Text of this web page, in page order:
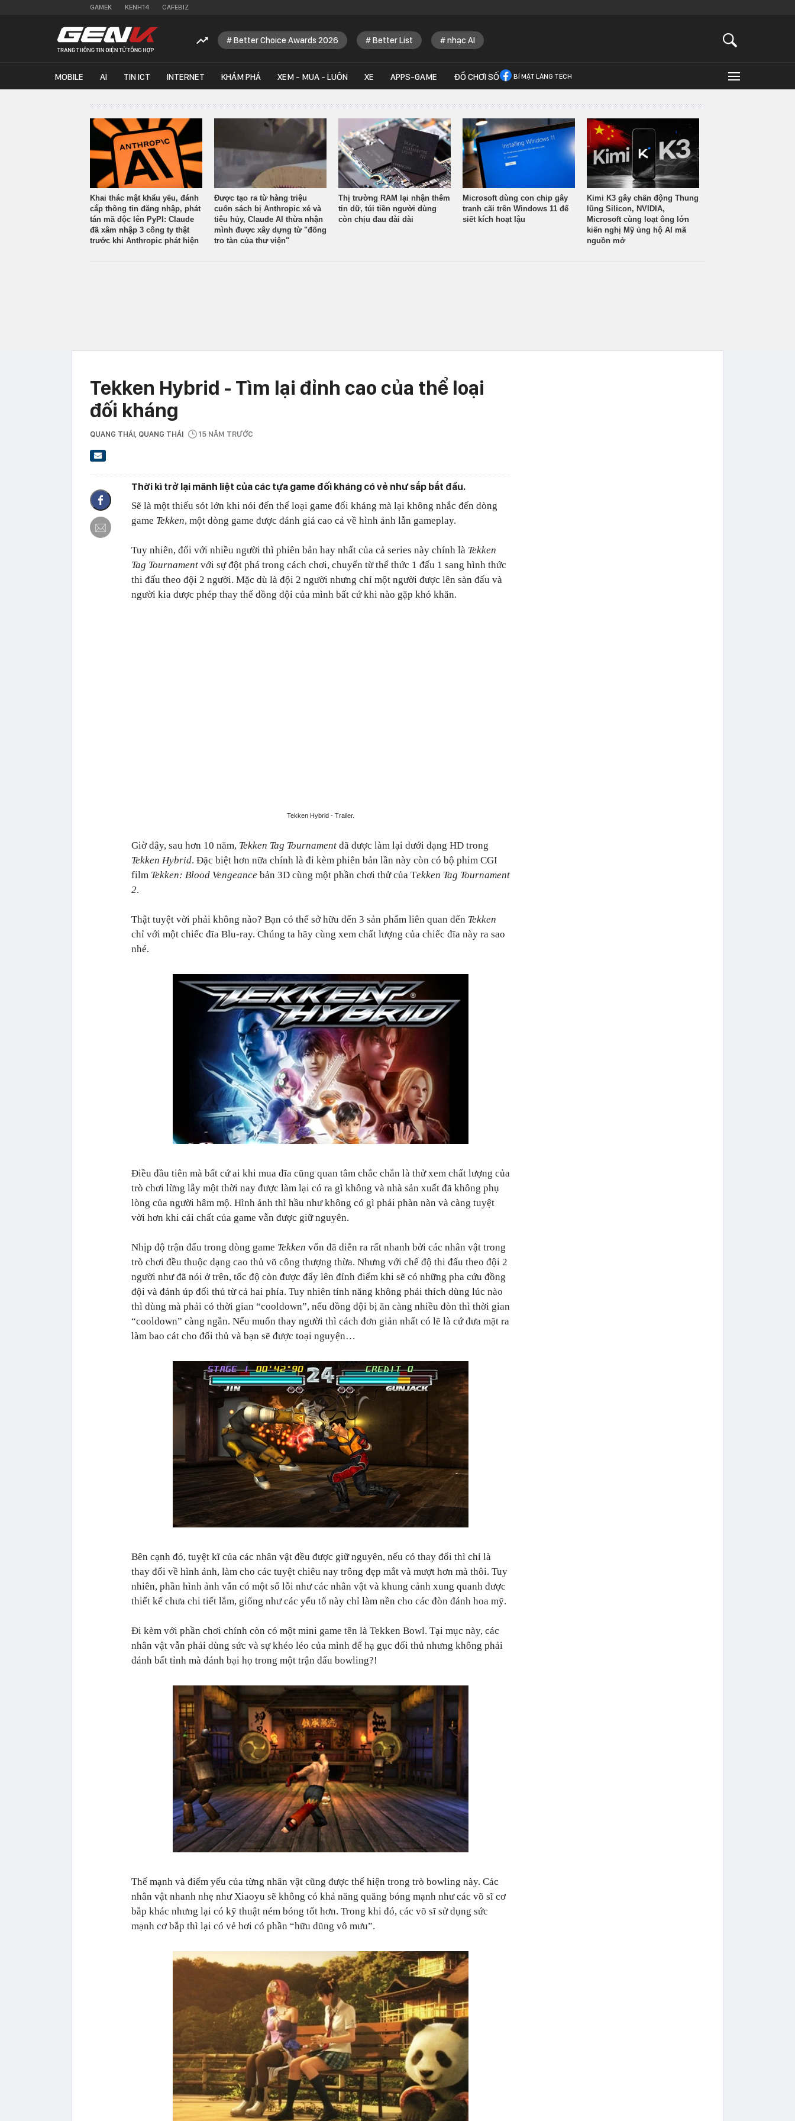
GAMEK KENH14 CAFEBIZ
Better Choice Awards 2026 Better List nhạc AI
MOBILE AI TIN ICT INTERNET KHÁM PHÁ XEM - MUA - LUÔN XE APPS-GAME ĐỒ CHƠI SỐ BÍ MẬT LÀNG TECH
Khai thác mật khẩu yếu, đánh
cắp thông tin đăng nhập, phát
tán mã độc lên PyPI: Claude
đã xâm nhập 3 công ty thật
trước khi Anthropic phát hiện
Được tạo ra từ hàng triệu
cuốn sách bị Anthropic xé và
tiêu hủy, Claude AI thừa nhận
mình được xây dựng từ "đống
tro tàn của thư viện"
Thị trường RAM lại nhận thêm
tin dữ, túi tiền người dùng
còn chịu đau dài dài
Microsoft dùng con chip gây
tranh cãi trên Windows 11 để
siết kích hoạt lậu
Kimi K3 gây chấn động Thung
lũng Silicon, NVIDIA,
Microsoft cùng loạt ông lớn
kiến nghị Mỹ ủng hộ AI mã
nguồn mở
Tekken Hybrid - Tìm lại đỉnh cao của thể loại
đối kháng
QUANG THÁI , QUANG THÁI 15 NĂM TRƯỚC
Thời kì trở lại mãnh liệt của các tựa game đối kháng có vẻ như sắp bắt đầu.
Sẽ là một thiếu sót lớn khi nói đến thể loại game đối kháng mà lại không nhắc đến dòng
game Tekken, một dòng game được đánh giá cao cả về hình ảnh lẫn gameplay.
Tuy nhiên, đối với nhiều người thì phiên bản hay nhất của cả series này chính là Tekken
Tag Tournament với sự đột phá trong cách chơi, chuyển từ thể thức 1 đấu 1 sang hình thức
thi đấu theo đội 2 người. Mặc dù là đội 2 người nhưng chỉ một người được lên sàn đấu và
người kia được phép thay thế đồng đội của mình bất cứ khi nào gặp khó khăn.
Tekken Hybrid - Trailer.
Giờ đây, sau hơn 10 năm, Tekken Tag Tournament đã được làm lại dưới dạng HD trong
Tekken Hybrid. Đặc biệt hơn nữa chính là đi kèm phiên bản lần này còn có bộ phim CGI
film Tekken: Blood Vengeance bản 3D cùng một phần chơi thử của Tekken Tag Tournament
2.
Thật tuyệt vời phải không nào? Bạn có thể sở hữu đến 3 sản phẩm liên quan đến Tekken
chỉ với một chiếc đĩa Blu-ray. Chúng ta hãy cùng xem chất lượng của chiếc đĩa này ra sao
nhé.
Điều đầu tiên mà bất cứ ai khi mua đĩa cũng quan tâm chắc chắn là thử xem chất lượng của
trò chơi lừng lẫy một thời nay được làm lại có ra gì không và nhà sản xuất đã không phụ
lòng của người hâm mộ. Hình ảnh thì hầu như không có gì phải phàn nàn và càng tuyệt
vời hơn khi cái chất của game vẫn được giữ nguyên.
Nhịp độ trận đấu trong dòng game Tekken vốn đã diễn ra rất nhanh bởi các nhân vật trong
trò chơi đều thuộc dạng cao thủ võ công thượng thừa. Nhưng với chế độ thi đấu theo đội 2
người như đã nói ở trên, tốc độ còn được đẩy lên đỉnh điểm khi sẽ có những pha cứu đồng
đội và đánh úp đối thủ từ cả hai phía. Tuy nhiên tính năng không phải thích dùng lúc nào
thì dùng mà phải có thời gian “cooldown”, nếu đồng đội bị ăn càng nhiều đòn thì thời gian
“cooldown” càng ngắn. Nếu muốn thay người thì cách đơn giản nhất có lẽ là cứ đưa mặt ra
làm bao cát cho đối thủ và bạn sẽ được toại nguyện…
Bên cạnh đó, tuyệt kĩ của các nhân vật đều được giữ nguyên, nếu có thay đổi thì chỉ là
thay đổi về hình ảnh, làm cho các tuyệt chiêu nay trông đẹp mắt và mượt hơn mà thôi. Tuy
nhiên, phần hình ảnh vẫn có một số lỗi như các nhân vật và khung cảnh xung quanh được
thiết kế chưa chi tiết lắm, giống như các yếu tố này chỉ làm nền cho các đòn đánh hoa mỹ.
Đi kèm với phần chơi chính còn có một mini game tên là Tekken Bowl. Tại mục này, các
nhân vật vẫn phải dùng sức và sự khéo léo của mình để hạ gục đối thủ nhưng không phải
đánh bất tỉnh mà đánh bại họ trong một trận đấu bowling?!
Thế mạnh và điểm yếu của từng nhân vật cũng được thể hiện trong trò bowling này. Các
nhân vật nhanh nhẹ như Xiaoyu sẽ không có khả năng quăng bóng mạnh như các võ sĩ cơ
bắp khác nhưng lại có kỹ thuật ném bóng tốt hơn. Trong khi đó, các võ sĩ sử dụng sức
mạnh cơ bắp thì lại có vẻ hơi có phần “hữu dũng vô mưu”.